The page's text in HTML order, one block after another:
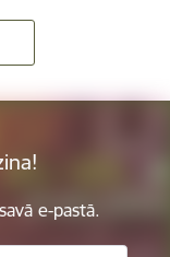
e-pastā.